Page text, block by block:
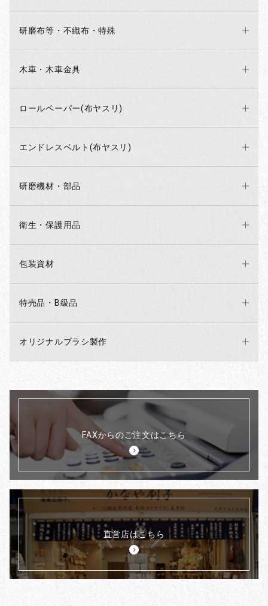
研磨布等・不織布・特殊
木車・木車金具
ロールペーパー(布ヤスリ)
エンドレスベルト(布ヤスリ)
研磨機材・部品
衛生・保護用品
包装資材
特売品・B級品
オリジナルブラシ製作
FAXからのご注文はこちら
直営店はこちら